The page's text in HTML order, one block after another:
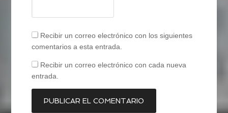
Recibir un correo electrónico con los siguientes
comentarios a esta entrada.
Recibir un correo electrónico con cada nueva
entrada.